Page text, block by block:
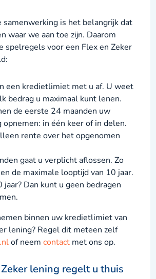
samenwerking is het belangrijk dat
waar we aan toe zijn. Daarom
spelregels voor een Flex en Zeker
een kredietlimiet met u af. U weet
bedrag u maximaal kunt lenen.
de eerste 24 maanden uw
opnemen: in één keer of in delen.
rente over het opgenomen
gaat u verplicht aflossen. Zo
de maximale looptijd van 10 jaar.
Dan kunt u geen bedragen
binnen uw kredietlimiet van
lening? Regel dit meteen zelf
of neemcontact met ons op.
lening regelt u thuis